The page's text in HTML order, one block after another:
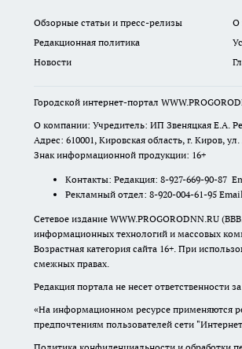
Обзорные статьи и пресс-релизы О
Редакционная политика
Новости
Городской интернет-портал
О компании: Учредитель: ИП Звеняцкая Е.А.
Адрес: 610001, Кировская область, г. Киров,
Знак информационной продукции: 16+
Контакты: Редакция: 8-927-669-90-87
Рекламный отдел: 8-920-004-61-95
Сетевое издание WWW.PROGORODNN.RU
информационных технологий и массовых
Возрастная категория сайта 16+. При
смежных правах.
Редакция портала не несет ответственности
«На информационном ресурсе применяются
предпочтениям пользователей сети